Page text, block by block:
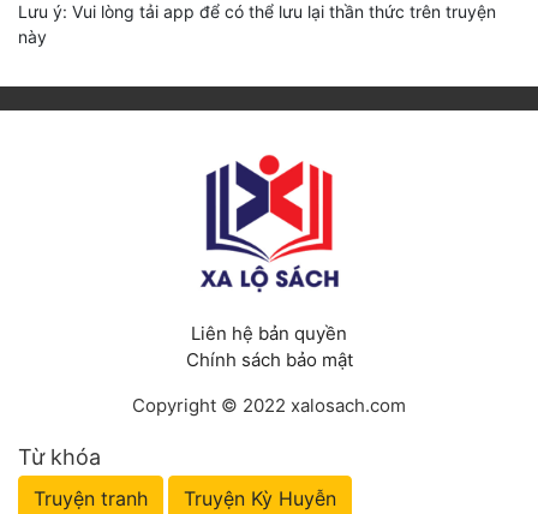
Lưu ý: Vui lòng tải app để có thể lưu lại thần thức trên truyện
này
Liên hệ bản quyền
Chính sách bảo mật
Copyright © 2022 xalosach.com
Từ khóa
Truyện tranh Truyện Kỳ Huyễn